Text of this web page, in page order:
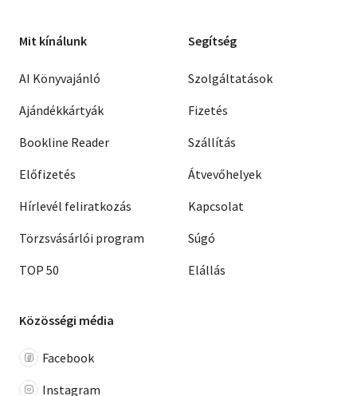
Mit kínálunk
AI Könyvajánló
Ajándékkártyák
Bookline Reader
Előfizetés
Hírlevél feliratkozás
Törzsvásárlói program
TOP 50
Segítség
Szolgáltatások
Fizetés
Szállítás
Átvevőhelyek
Kapcsolat
Súgó
Elállás
Közösségi média
Facebook
Instagram